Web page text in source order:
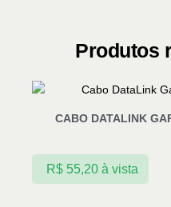
Produtos
CABO DATALINK
R$55,20 à vista